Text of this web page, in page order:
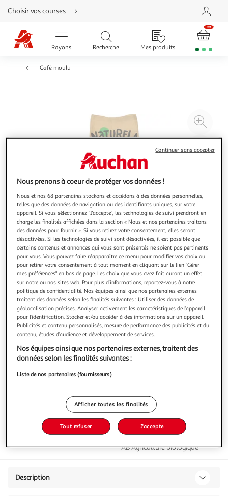
Aller
directement
au
contenu
Aller
directement
Aller
d'aide
Choisir vos courses
Rayons Recherche Mes produits
Café moulu
à
4.5 (27)
NATURELA
Café moulu bio pur arabica intensité 7
Notre café est issu de cafés bio en provenance d'Amérique
Latine. Rond, il offre une tasse équilibrée aux notes
légèrement grillées.
En savoir +
1kg
Vous voulez connaître le prix de ce produit ?
AB Agriculture biologique
Description
Nous prenons à coeur de protéger vos données !
Nous et nos 68 partenaires stockons et accédons à des données personnelles,
telles que des données de navigation ou des identifiants uniques, sur votre
appareil. Si vous sélectionnez "J'accepte", les technologies de suivi prendront en
charge les finalités affichées dans la section « Nous et nos partenaires traitons
des données pour fournir ». Si vous retirez votre consentement, elles seront
désactivées. Si les technologies de suivi sont désactivées, il est possible que
certains contenus et annonces qui vous sont présentés ne soient pas pertinents
pour vous. Vous pouvez faire réapparaître ce menu pour modifier vos choix ou
pour retirer votre consentement à tout moment en cliquant sur le lien "Gérer
mes préférences" en bas de page. Les choix que vous avez fait auront un effet
sur notre ou nos sites web. Pour plus d’informations, reportez-vous à notre
politique de confidentialité. Nos équipes ainsi que nos partenaires externes
traitent des données selon les finalités suivantes : Utiliser des données de
géolocalisation précises. Analyser activement les caractéristiques de l’appareil
pour l’identification. Stocker et/ou accéder à des informations sur un appareil.
Publicités et contenu personnalisés, mesure de performance des publicités et du
contenu, études d’audience et développement de services.
Nos équipes ainsi que nos partenaires externes, traitent des
données selon les finalités suivantes :
Liste de nos partenaires (fournisseurs)
Afficher toutes les finalités
Tout refuser J'accepte
Continuer sans accepter